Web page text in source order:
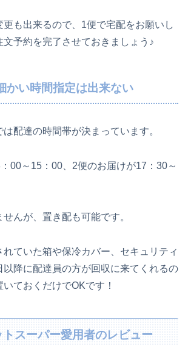
も出来るので、1便で宅配をお願いし
文予約を完了させておきましょう♪
かい時間指定は出来ない
配達の時間帯が決まっています。
00～15：00、2便のお届けが17：30～
んが、置き配も可能です。
れていた箱や保冷カバー、セキュリティ
以降に配達員の方が回収に来てくれるの
ておくだけでOKです！
スーパー愛用者のレビュー